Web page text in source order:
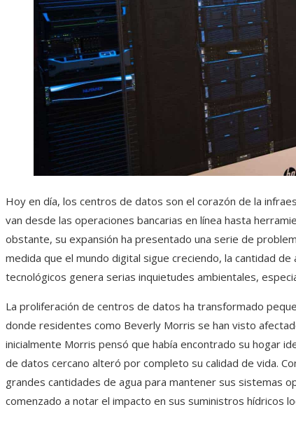
Hoy en día, los centros de datos son el corazón de la
van desde las operaciones bancarias en línea hasta
obstante, su expansión ha presentado una serie de
medida que el mundo digital sigue creciendo, la cantidad
tecnológicos genera serias inquietudes ambientales,
La proliferación de centros de datos ha transformado
donde residentes como Beverly Morris se han visto
inicialmente Morris pensó que había encontrado su hogar
de datos cercano alteró por completo su calidad de vida.
grandes cantidades de agua para mantener sus sistemas
comenzado a notar el impacto en sus suministros hídricos